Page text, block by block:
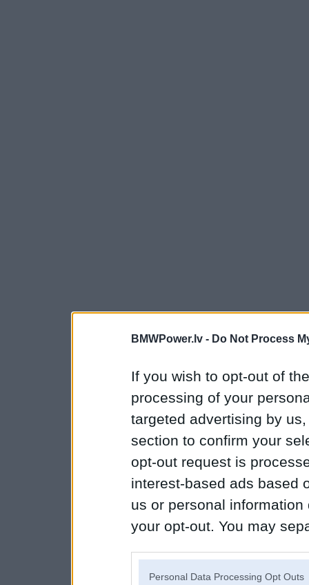
BMWPower.lv - Do Not Process
If you wish to opt-out of
processing of your
targeted advertising by
section to confirm your
opt-out request is
interest-based ads based
us or personal
your opt-out. You may
Personal Data Processing Opt Outs